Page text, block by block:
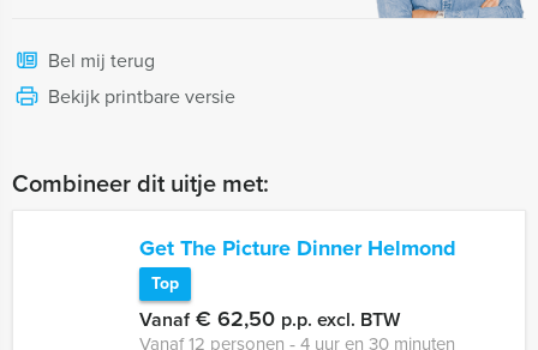
Bel mij terug
Bekijk printbare versie
Combineer dit uitje met:
Get The Picture Dinner Helmond
Top
Vanaf€ 62,50 p.p. excl. BTW
Vanaf 12 personen ‐ 4 uur en 30 minuten